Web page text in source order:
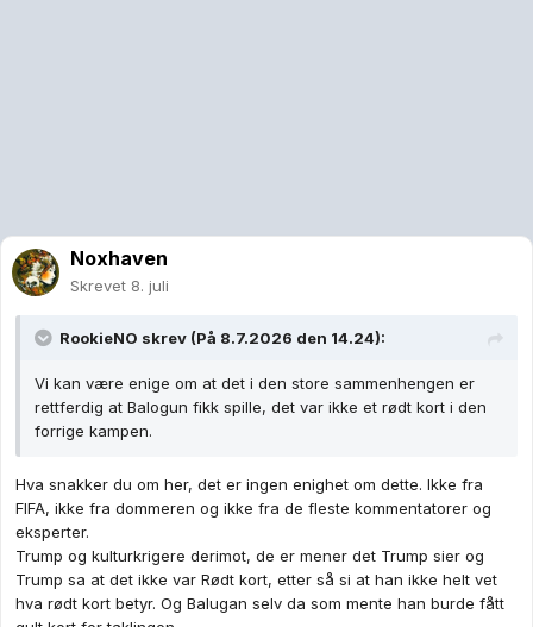
Noxhaven
Skrevet 8. juli
RookieNO skrev (På 8.7.2026 den 14.24):
Vi kan være enige om at det i den store sammenhengen er
rettferdig at Balogun fikk spille, det var ikke et rødt kort i den
forrige kampen.
Hva snakker du om her, det er ingen enighet om dette. Ikke fra
FIFA, ikke fra dommeren og ikke fra de fleste kommentatorer og
eksperter.
Trump og kulturkrigere derimot, de er mener det Trump sier og
Trump sa at det ikke var Rødt kort, etter så si at han ikke helt vet
hva rødt kort betyr. Og Balugan selv da som mente han burde fått